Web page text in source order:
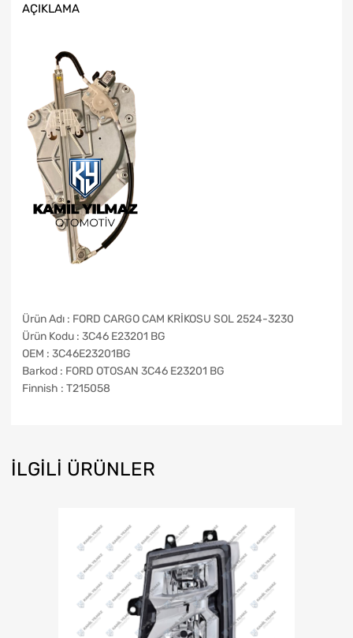
AÇIKLAMA
Ürün Adı : FORD CARGO CAM KRİKOSU SOL 2524-3230
Ürün Kodu : 3C46 E23201 BG
OEM : 3C46E23201BG
Barkod : FORD OTOSAN 3C46 E23201 BG
Finnish : T215058
İLGILI ÜRÜNLER